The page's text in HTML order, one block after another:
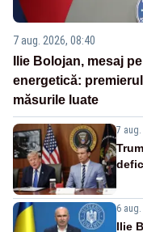
7 aug. 2026, 08:40
Ilie Bolojan, mesaj
energetică:
măsurile luate
7 aug.
6
Ilie